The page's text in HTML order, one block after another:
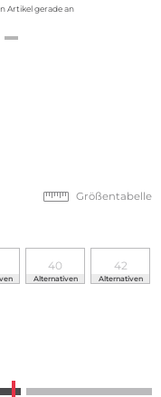
Artikel gerade an
Größentabelle
40
Alternativen
42
Alternativen